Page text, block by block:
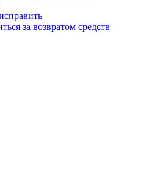
за возвратом средств